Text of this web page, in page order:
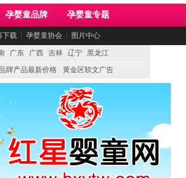
孕婴童品牌 孕婴童专题
下载 ┆ 孕婴童协会 ┆ 图片中心
广东 广西 吉林 辽宁 黑龙江
牌产品最新价格 黄金区软文广告